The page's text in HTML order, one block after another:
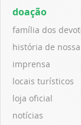
doação
família dos
história de
imprensa
locais turísticos
loja oficial
notícias